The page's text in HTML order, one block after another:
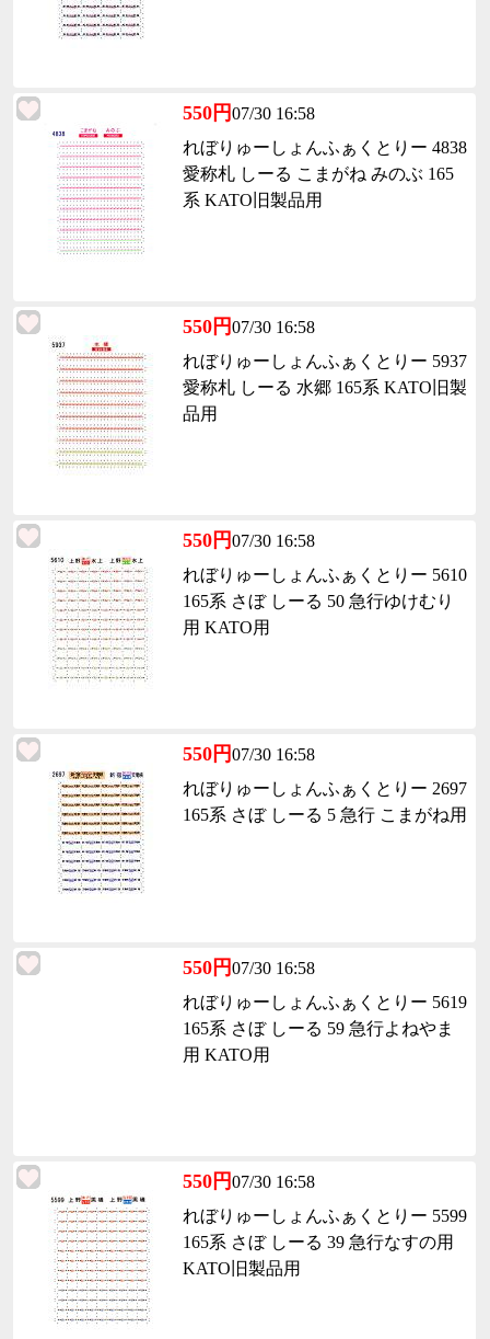
550円07/30 16:58
れぼりゅーしょんふぁくとりー 4838
愛称札 しーる こまがね みのぶ 165
系 KATO旧製品用
550円07/30 16:58
れぼりゅーしょんふぁくとりー 5937
愛称札 しーる 水郷 165系 KATO旧製
品用
550円07/30 16:58
れぼりゅーしょんふぁくとりー 5610
165系 さぼ しーる 50 急行ゆけむり
用 KATO用
550円07/30 16:58
れぼりゅーしょんふぁくとりー 2697
165系 さぼ しーる 5 急行 こまがね用
550円07/30 16:58
れぼりゅーしょんふぁくとりー 5619
165系 さぼ しーる 59 急行よねやま
用 KATO用
550円07/30 16:58
れぼりゅーしょんふぁくとりー 5599
165系 さぼ しーる 39 急行なすの用
KATO旧製品用